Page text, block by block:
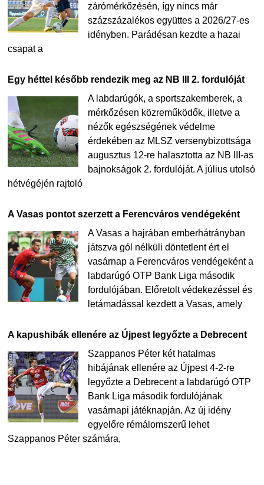
zárómérkőzésén, így nincs már
százszázalékos együttes a 2026/27-es
idényben. Parádésan kezdte a hazai
csapat a
Egy héttel később rendezik meg az NB III 2. fordulóját
A labdarúgók, a sportszakemberek, a
mérkőzésen közreműködők, illetve a
nézők egészségének védelme
érdekében az MLSZ versenybizottsága
augusztus 12-re halasztotta az NB III-as
bajnokságok 2. fordulóját. A július utolsó
hétvégéjén rajtoló
A Vasas pontot szerzett a Ferencváros vendégeként
A Vasas a hajrában emberhátrányban
játszva gól nélküli döntetlent ért el
vasárnap a Ferencváros vendégeként a
labdarúgó OTP Bank Liga második
fordulójában. Előretolt védekezéssel és
letámadással kezdett a Vasas, amely
A kapushibák ellenére az Újpest legyőzte a Debrecent
Szappanos Péter két hatalmas
hibájának ellenére az Újpest 4-2-re
legyőzte a Debrecent a labdarúgó OTP
Bank Liga második fordulójának
vasárnapi játéknapján. Az új idény
egyelőre rémálomszerű lehet
Szappanos Péter számára,